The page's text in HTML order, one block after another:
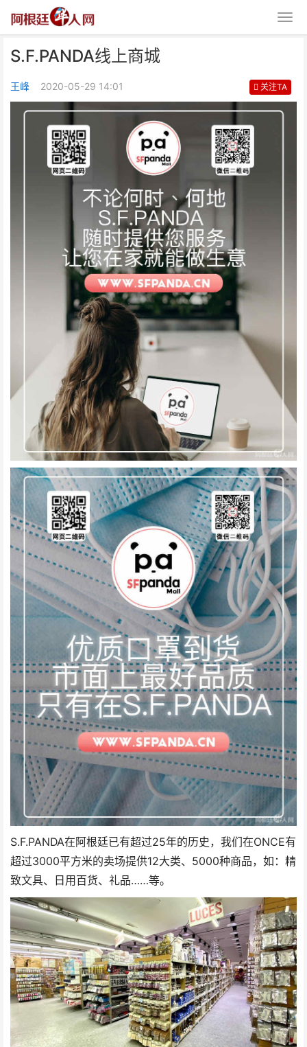
S.F.PANDA线上商城
王峰 2020-05-29 14:01 关注TA
S.F.PANDA在阿根廷已有超过25年的历史，我们在ONCE有
超过3000平方米的卖场提供12大类、5000种商品，如：精
致文具、日用百货、礼品……等。
S.F.PANDA线上商城